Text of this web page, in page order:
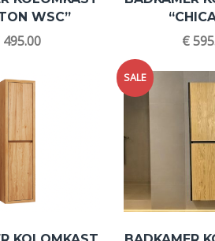
WSC”
495.00 €
SALE